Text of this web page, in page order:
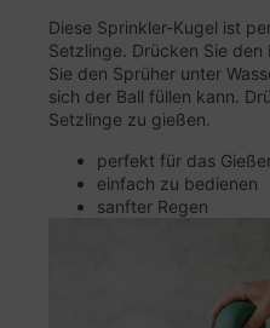
Diese Sprinkler-Kugel ist
Setzlinge. Drücken Sie den
Sie den Sprüher unter
sich der Ball füllen kann.
Setzlinge zu gießen.
perfekt für das
einfach zu bedienen
sanfter Regen